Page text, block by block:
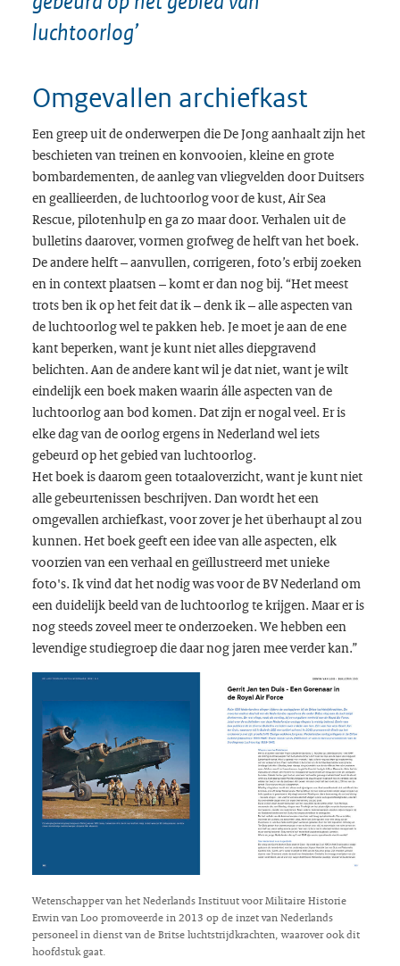
luchtoorlog’
Omgevallen archiefkast
Een greep uit de onderwerpen die De Jong aanhaalt zijn het
beschieten van treinen en konvooien, kleine en grote
bombardementen, de aanleg van vliegvelden door Duitsers
en geallieerden, de luchtoorlog voor de kust,Air Sea
Rescue, pilotenhulp en ga zo maar door. Verhalen uit de
bulletins daarover, vormen grofweg de helft van het boek.
De andere helft – aanvullen, corrigeren, foto’s erbij zoeken
en in context plaatsen – komt er dan nog bij. “Het meest
trots ben ik op het feit dat ik – denk ik – alle aspecten van
de luchtoorlog wel te pakken heb. Je moet je aan de ene
kant beperken, want je kunt niet alles diepgravend
belichten. Aan de andere kant wil je dat niet, want je wilt
eindelijk een boek maken waarin álle aspecten van de
luchtoorlog aan bod komen. Dat zijn er nogal veel. Er is
elke dag van de oorlog ergens in Nederland wel iets
gebeurd op het gebied van luchtoorlog.
Het boek is daarom geen totaaloverzicht, want je kunt niet
alle gebeurtenissen beschrijven. Dan wordt het een
omgevallen archiefkast, voor zover je het überhaupt al zou
kunnen. Het boek geeft een idee van alle aspecten, elk
voorzien van een verhaal en geïllustreerd met unieke
foto's. Ik vind dat het nodig was voor de BV Nederland om
een duidelijk beeld van de luchtoorlog te krijgen. Maar er is
nog steeds zoveel meer te onderzoeken. We hebben een
levendige studiegroep die daar nog jaren mee verder kan.”
Wetenschapper van het Nederlands Instituut voor Militaire Historie
Erwin van Loo promoveerde in 2013 op de inzet van Nederlands
personeel in dienst van de Britse luchtstrijdkrachten, waarover ook dit
hoofdstuk gaat.